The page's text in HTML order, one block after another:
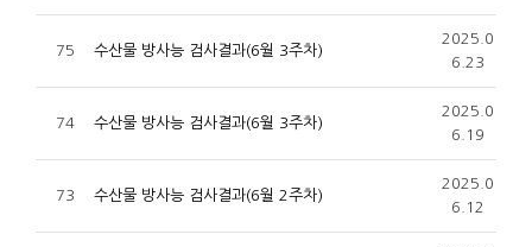
75 수산물 방사능 검사결과(6월 3주차)
2025.0
6.23
74 수산물 방사능 검사결과(6월 3주차)
2025.0
6.19
73 수산물 방사능 검사결과(6월 2주차)
2025.0
6.12